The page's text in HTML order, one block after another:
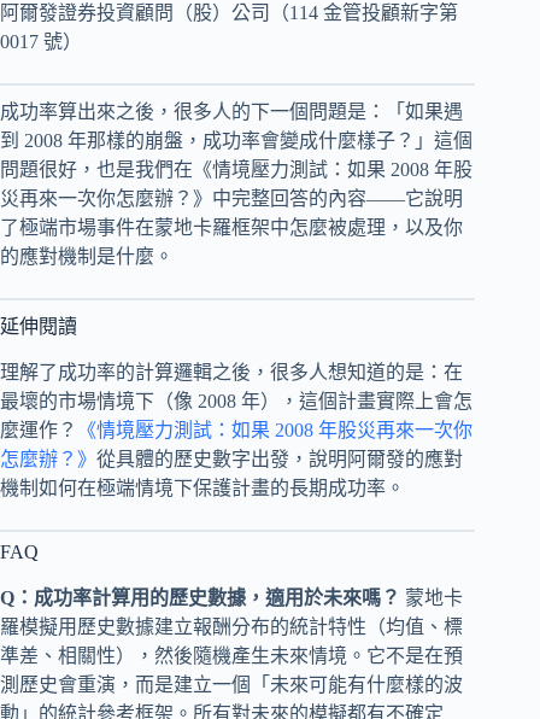
阿爾發證券投資顧問（股）公司（114 金管投顧新字第
0017 號）
成功率算出來之後，很多人的下一個問題是：「如果遇
到 2008 年那樣的崩盤，成功率會變成什麼樣子？」這個
問題很好，也是我們在《情境壓力測試：如果 2008 年股
災再來一次你怎麼辦？》中完整回答的內容——它說明
了極端市場事件在蒙地卡羅框架中怎麼被處理，以及你
的應對機制是什麼。
延伸閱讀
理解了成功率的計算邏輯之後，很多人想知道的是：在
最壞的市場情境下（像 2008 年），這個計畫實際上會怎
麼運作？
《情境壓力測試：如果 2008 年股災再來一次你
怎麼辦？》 從具體的歷史數字出發，說明阿爾發的應對
機制如何在極端情境下保護計畫的長期成功率。
FAQ
Q：成功率計算用的歷史數據，適用於未來嗎？ 蒙地卡
羅模擬用歷史數據建立報酬分布的統計特性（均值、標
準差、相關性），然後隨機產生未來情境。它不是在預
測歷史會重演，而是建立一個「未來可能有什麼樣的波
動」的統計參考框架。所有對未來的模擬都有不確定